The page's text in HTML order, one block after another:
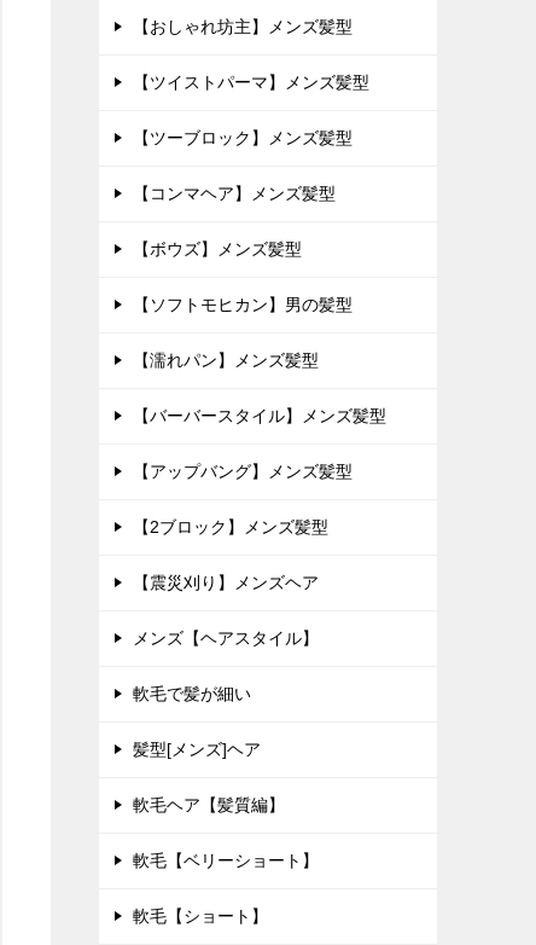
【おしゃれ坊主】メンズ髪型
【ツイストパーマ】メンズ髪型
【ツーブロック】メンズ髪型
【コンマヘア】メンズ髪型
【ボウズ】メンズ髪型
【ソフトモヒカン】男の髪型
【濡れパン】メンズ髪型
【バーバースタイル】メンズ髪型
【アップバング】メンズ髪型
【2ブロック】メンズ髪型
【震災刈り】メンズヘア
メンズ【ヘアスタイル】
軟毛で髪が細い
髪型[メンズ]ヘア
軟毛ヘア【髪質編】
軟毛【ベリーショート】
軟毛【ショート】